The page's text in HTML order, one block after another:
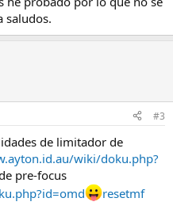
saludos.
#3
de limitador de
wiki/doku.php?
pre-focus
resetmf